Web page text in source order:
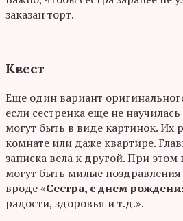
заказан торт.
Квест
Еще один вариант
если сестренка еще не
могут быть в виде картинок. Их
комнате или даже квартире.
записка вела к другой. При этом
могут быть милые
вроде «Сестра, с днем
радости, здоровья и т.д.».